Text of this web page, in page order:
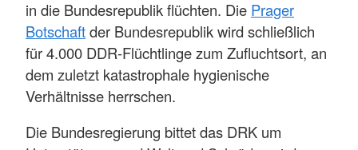
in die Bundesrepublik flüchten. Die Prager
Botschaftder Bundesrepublik wird schließlich
für 4.000 DDR-Flüchtlinge zum Zufluchtsort, an
dem zuletzt katastrophale hygienische
Verhältnisse herrschen.
Die Bundesregierung bittet das DRK um